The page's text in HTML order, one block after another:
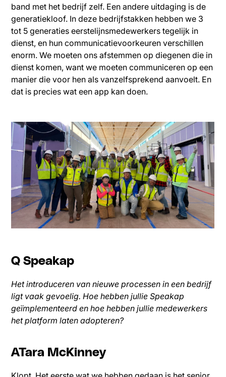
band met het bedrijf zelf. Een andere uitdaging is de
generatiekloof. In deze bedrijfstakken hebben we 3
tot 5 generaties eerstelijnsmedewerkers tegelijk in
dienst, en hun communicatievoorkeuren verschillen
enorm. We moeten ons afstemmen op diegenen die in
dienst komen, want we moeten communiceren op een
manier die voor hen als vanzelfsprekend aanvoelt. En
dat is precies wat een app kan doen.
Q Speakap
Het introduceren van nieuwe processen in een bedrijf
ligt vaak gevoelig. Hoe hebben jullie Speakap
geïmplementeerd en hoe hebben jullie medewerkers
het platform laten adopteren?
ATara McKinney